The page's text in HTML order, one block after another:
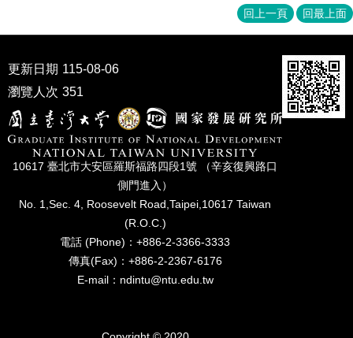
回上一頁 回最上面
更新日期 115-08-06
瀏覽人次 351
10617 臺北市⼤安區羅斯福路四段1號 （辛亥復興路⼝
側⾨進入）
No. 1,Sec. 4, Roosevelt Road,Taipei,10617 Taiwan
(R.O.C.)
電話 (Phone)：+886-2-3366-3333
傳真(Fax)：+886-2-2367-6176
E-mail：ndintu@ntu.edu.tw